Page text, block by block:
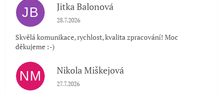
JB Jitka Balonová
Hodnocení obchodu je 5 z 5 hvězdiček.
28.7.2026
Skvělá komunikace, rychlost, kvalita zpracování! Moc
děkujeme :-)
NM Nikola Miškejová
Hodnocení obchodu je 5 z 5 hvězdiček.
27.7.2026